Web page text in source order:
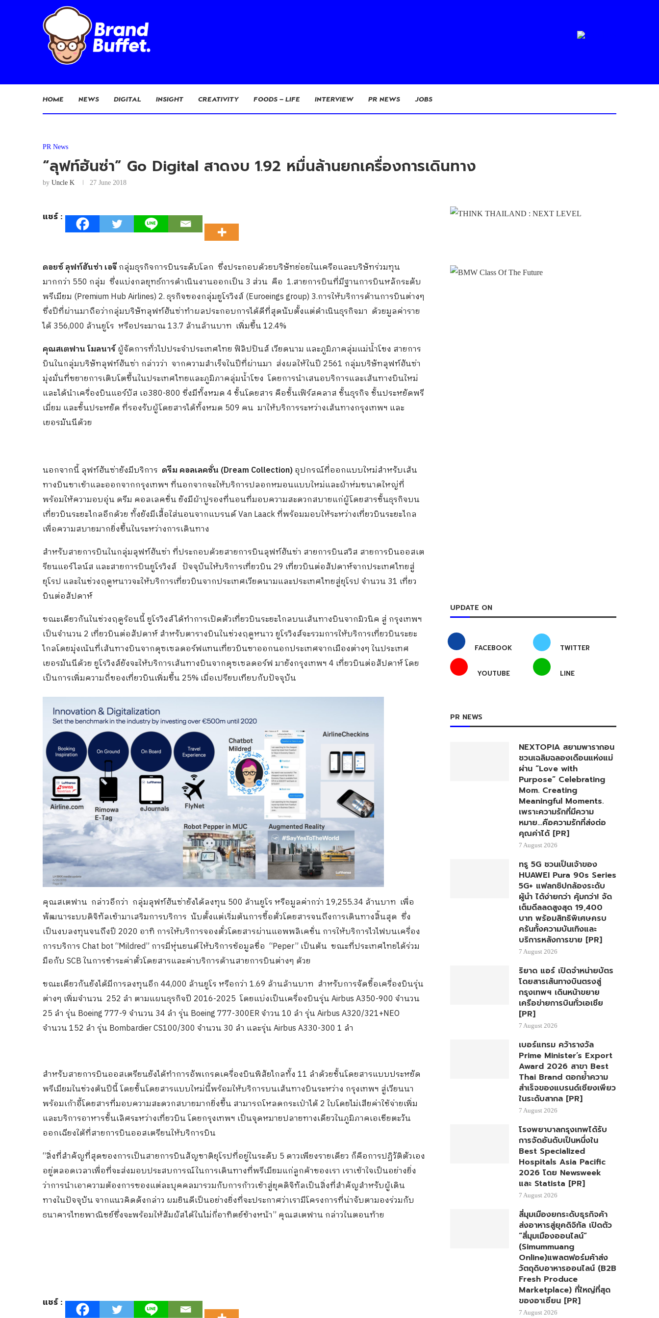
HOME NEWS DIGITAL INSIGHT CREATIVITY FOODS – LIFE INTERVIEW PR NEWS JOBS
PR News
“ลุฟท์ฮันซ่า” Go Digital สาดงบ 1.92 หมื่นล้านยกเครื่องการเดินทาง
by Uncle K 27 June 2018
แชร์ :
ดอยซ์ ลุฟท์ฮันซ่า เอจีกลุ่มธุรกิจการบินระดับโลก ซึ่งประกอบด้วยบริษัทย่อยในเครือและบริษัทร่วมทุน
มากกว่า 550 กลุ่ม ซึ่งแบ่งกลยุทธ์การดำเนินงานออกเป็น 3 ส่วน คือ 1.สายการบินที่มีฐานการบินหลักระดับ
พรีเมียม (Premium Hub Airlines) 2. ธุรกิจของกลุ่มยูโรวิงส์ ​(Euroeings group) 3.การให้บริการด้านการบินต่างๆ
ซึ่งปีที่ผ่านมาถือว่ากลุ่มบริษัทลุฟท์ฮันซ่าทำผลประกอบการได้ดีที่สุดนับตั้งแต่ดำเนินธุรกิจมา ด้วยมูลค่าราย
ได้ 356,000 ล้านยูโร หรือประมาณ​ 13.7 ล้านล้านบาท เพิ่มขึ้น 12.4%
คุณสเตฟาน โมลนาร์ผู้จัดการทั่วไปประจำประเทศไทย ฟิลิปปินส์ เวียดนาม และภูมิภาคลุ่มแม่น้ำโขง สายการ
บินในกลุ่มบริษัทลุฟท์ฮันซ่า กล่าวว่า จากความสำเร็จในปีที่ผ่านมา ส่งผลให้ในปี 2561 กลุ่มบริษัทลุฟท์ฮันซ่า
มุ่งมั่นที่ขยายการเติบโตขึ้นในประเทศไทยและภูมิภาคลุ่มน้ำโขง โดยการนำเสนอบริการและเส้นทางบินใหม่
และได้นำเครื่องบินแอร์บัส เอ380-800 ซี่งมีทั้งหมด 4 ชั้นโดยสาร คือชั้นเฟิร์สคลาส ชั้นธุรกิจ ชั้นประหยัดพรี
เมี่ยม และชั้นประหยัด ที่รองรับผู้โดยสารได้ทั้งหมด 509 คน มาให้บริการระหว่างเส้นทางกรุงเทพฯ และ
เยอรมันนีด้วย
นอกจากนี้ ลุฟท์ฮันซ่ายังมีบริการ ดรีม คอลเลคชั่น (Dream Collection)อุปกรณ์ที่ออกแบบใหม่สำหรับเส้น
ทางบินขาเข้าและออกจากกรุงเทพฯ ที่นอกจากจะให้บริการปลอกหมอนแบบใหม่และผ้าห่มขนาดใหญ่ที่
พร้อมให้ความอบอุ่น ดรีม คอลเลคชั่น ยังมีผ้าปูรองที่นอนที่มอบความสะดวกสบายแก่ผู้โดยสารชั้นธุรกิจบน
เที่ยวบินระยะไกลอีกด้วย ทั้งยังมีเสื้อใส่นอนจากแบรนด์ Van Laack ที่พร้อมมอบให้ระหว่างเที่ยวบินระยะไกล
เพื่อความสบายมากยิ่งขึ้นในระหว่างการเดินทาง
สำหรับสายการบินในกลุ่มลุฟท์ฮันซ่า ที่ประกอบด้วยสายการบินลุฟท์ฮันซ่า สายการบินสวิส สายการบินออสเต
รียนแอร์ไลน์ส และสายการบินยูโรวิงส์ ปัจจุบันให้บริการเที่ยวบิน 29 เที่ยวบินต่อสัปดาห์จากประเทศไทยสู่
ยุโรป และในช่วงฤดูหนาวจะให้บริการเที่ยวบินจากประเทศเวียดนามและประเทศไทยสู่ยุโรป จำนวน 31 เที่ยว
บินต่อสัปดาห์
ขณะเดียวกันในช่วงฤดูร้อนนี้ ยูโรวิงส์ได้ทำการเปิดตัวเที่ยวบินระยะไกลบนเส้นทางบินจากมิวนิค สู่ กรุงเทพฯ
เป็นจำนวน 2 เที่ยวบินต่อสัปดาห์ สำหรับตารางบินในช่วงฤดูหนาว ยูโรวิงส์จะรวมการให้บริการเที่ยวบินระยะ
ไกลโดยมุ่งเน้นที่เส้นทางบินจากดุซเซลดอร์ฟแทนเที่ยวบินขาออกนอกประเทศจากเมืองต่างๆ ในประเทศ
เยอรมันนีด้วย ยูโรวิงส์ยังจะให้บริการเส้นทางบินจากดุซเซลดอร์ฟ มายังกรุงเทพฯ 4 เที่ยวบินต่อสัปดาห์ โดย
เป็นการเพิ่มความถี่ของเที่ยวบินเพิ่มขึ้น 25% เมื่อเปรียบเทียบกับปัจจุบัน
คุณสเตฟาน กล่าวอีกว่า กลุ่มลุฟท์ฮันซ่ายังได้ลงทุน 500 ล้านยูโร หรือมูลค่ากว่า 19,255.34 ล้านบาท เพื่อ
พัฒนาระบบดิจิทัลเข้ามาเสริมการบริการ นับตั้งแต่เริ่มต้นการซื้อตั่วโดยสารจนถึงการเดินทางสิ้นสุด ซึ่ง
เป็นงบลงทุนจนถึงปี 2020 อาทิ การให้บริการจองตั๋วโดยสารผ่านแอพพลิเคชั่น การให้บริการไวไฟบนเครื่อง
การบริการ Chat bot “Mildred” การมีหุ่นยนต์ให้บริการข้อมูลชื่อ “Peper” เป็นต้น ขณะที่ประเทศไทยได้ร่วม
มือกับ SCB ในการชำระค่าตั๋วโดยสารและค่าบริการด้านสายการบินต่างๆ ด้วย
ขณะเดียวกันยังได้มีการลงทุนอีก 44,000 ล้านยูโร หรือกว่า 1.69 ล้านล้านบาท สำหรับการจัดซื้อเครื่องบินรุ่น
ต่างๆ เพิ่มจำนวน 252 ลำ ตามแผนธุรกิจปี 2016-2025 โดยแบ่งเป็นเครื่องบินรุ่น Airbus A350-900 จำนวน
25 ลำ รุ่น Boeing 777-9 จำนวน 34 ลำ รุ่น Boeing 777-300ER จำวน 10 ลำ รุ่น Airbus A320/321+NEO
จำนวน 152 ลำ รุ่น Bombardier CS100/300 จำนวน 30 ลำ และรุ่น Airbus A330-300 1 ลำ
สำหรับสายการบินออสเตรียนยังได้ทำการอัพเกรดเครื่องบินพิสัยไกลทั้ง 11 ลำด้วยชั้นโดยสารแบบประหยัด
พรีเมียมในช่วงต้นปีนี้ โดยชั้นโดยสารแบบใหม่นี้พร้อมให้บริการบนเส้นทางบินระหว่าง กรุงเทพฯ สู่เวียนนา
พร้อมเก้าอี้โดยสารที่มอบความสะดวกสบายมากยิ่งขึ้น สามารถโหลดกระเป๋าได้ 2 ใบโดยไม่เสียค่าใช้จ่ายเพิ่ม
และบริการอาหารชั้นเลิศระหว่างเที่ยวบิน โดยกรุงเทพฯ เป็นจุดหมายปลายทางเดียวในภูมิภาคเอเชียตะวัน
ออกเฉียงใต้ที่สายการบินออสเตรียนให้บริการบิน
“สิ่งที่สำคัญที่สุดของการเป็นสายการบินสัญชาติยุโรปที่อยู่ในระดับ 5 ดาวเพียงรายเดียว ก็คือการปฏิวัติตัวเอง
อยู่ตลอดเวลาเพื่อที่จะส่งมอบประสบการณ์ในการเดินทางที่พรีเมียมแก่ลูกค้าของเรา เราเข้าใจเป็นอย่างยิ่ง
ว่าการนำเอาความต้องการของแต่ละบุคคลมารวมกับการก้าวเข้าสู่ยุคดิจิทัลเป็นสิ่งที่สำคัญสำหรับผู้เดิน
ทางในปัจจุบัน จากแนวคิดดังกล่าว ผมยินดีเป็นอย่างยิ่งที่จะประกาศว่าเรามีโครงการที่น่าจับตามองร่วมกับ
ธนาคารไทยพาณิชย์ซึ่งจะพร้อมให้สัมผัสได้ในไม่กี่อาทิตย์ข้างหน้า” คุณสเตฟาน กล่าวในตอนท้าย
แชร์ :
UPDATE ON
FACEBOOK TWITTER
YOUTUBE LINE
PR NEWS
NEXTOPIA สยามพารากอน
ชวนเฉลิมฉลองเดือนแห่งแม่
ผ่าน “Love with
Purpose” Celebrating
Mom. Creating
Meaningful Moments.
เพราะความรักที่มีความ
หมาย…คือความรักที่ส่งต่อ
คุณค่าได้ [PR]
7 August 2026
ทรู 5G ชวนเป็นเจ้าของ
HUAWEI Pura 90s Series
5G+ แฟลกชิปกล้องระดับ
ผู้นำ ได้ง่ายกว่า คุ้มกว่า! จัด
เต็มดีลลดสูงสุด 19,400
บาท พร้อมสิทธิพิเศษครบ
ครันทั้งความบันเทิงและ
บริการหลังการขาย [PR]
7 August 2026
ริยาด แอร์ เปิดจำหน่ายบัตร
โดยสารเส้นทางบินตรงสู่
กรุงเทพฯ เดินหน้าขยาย
เครือข่ายการบินทั่วเอเชีย
[PR]
7 August 2026
เบอร์แทรม คว้ารางวัล
Prime Minister’s Export
Award 2026 สาขา Best
Thai Brand ตอกย้ำความ
สำเร็จของแบรนด์เซียงเพียว
ในระดับสากล [PR]
7 August 2026
โรงพยาบาลกรุงเทพได้รับ
การจัดอันดับเป็นหนึ่งใน
Best Specialized
Hospitals Asia Pacific
2026 โดย Newsweek
และ Statista [PR]
7 August 2026
สี่มุมเมืองยกระดับธุรกิจค้า
ส่งอาหารสู่ยุคดิจิทัล เปิดตัว
“สี่มุมเมืองออนไลน์”
(Simummuang
Online)แพลตฟอร์มค้าส่ง
วัตถุดิบอาหารออนไลน์ (B2B
Fresh Produce
Marketplace) ที่ใหญ่ที่สุด
ของอาเซียน [PR]
7 August 2026